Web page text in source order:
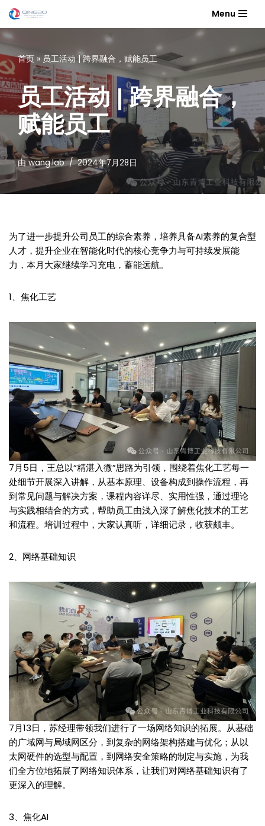
跳
至
正
文
Menu
首页 » 员工活动 | 跨界融合，赋能员工
员工活动 | 跨界融合，
赋能员工
由 wang.lab 2024年7月28日
为了进一步提升公司员工的综合素养，培养具备AI素养的复合型
人才，提升企业在智能化时代的核心竞争力与可持续发展能
力，本月大家继续学习充电，蓄能远航。
1、焦化工艺
7月5日，王总以“精湛入微”思路为引领，围绕着焦化工艺每一
处细节开展深入讲解，从基本原理、设备构成到操作流程，再
到常见问题与解决方案，课程内容详尽、实用性强，通过理论
与实践相结合的方式，帮助员工由浅入深了解焦化技术的工艺
和流程。培训过程中，大家认真听，详细记录，收获颇丰。
2、网络基础知识
7月13日，苏经理带领我们进行了一场网络知识的拓展。从基础
的广域网与局域网区分，到复杂的网络架构搭建与优化；从以
太网硬件的选型与配置，到网络安全策略的制定与实施，为我
们全方位地拓展了网络知识体系，让我们对网络基础知识有了
更深入的理解。
3、焦化AI